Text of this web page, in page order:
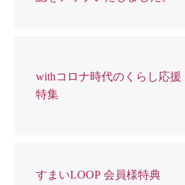
withコロナ時代のくらし応援
特集
すまいLOOP 会員様特典